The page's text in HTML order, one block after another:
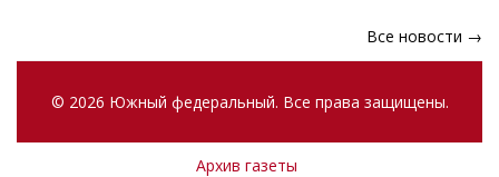
Все новости →
© 2026 Южный федеральный. Все права защищены.
Архив газеты